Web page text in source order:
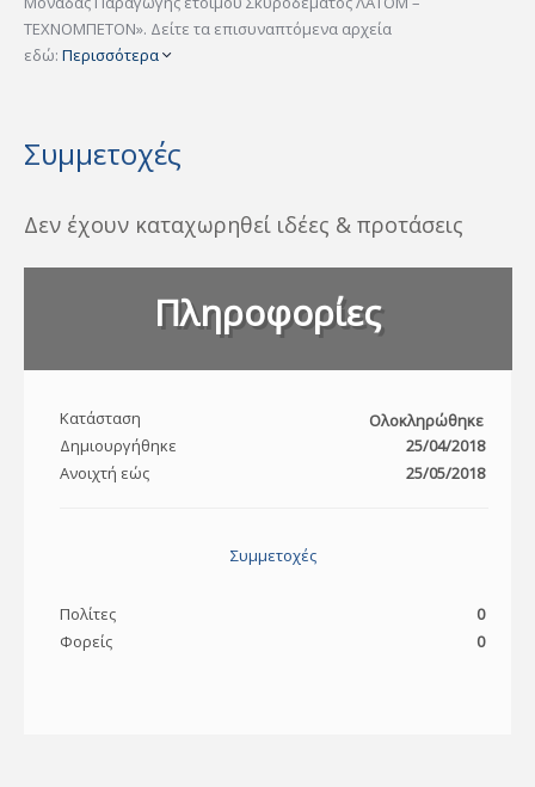
ΤΕΧΝΟΜΠΕΤΟΝ». Δείτε τα επισυναπτόμενα αρχεία
εδώ: Περισσότερα
Συμμετοχές
Δεν έχουν καταχωρηθεί ιδέες & προτάσεις
Πληροφορίες
Κατάσταση
Ολοκληρώθηκε
Δημιουργήθηκε
25/04/2018
Ανοιχτή εώς
25/05/2018
Συμμετοχές
Πολίτες
0
Φορείς
0